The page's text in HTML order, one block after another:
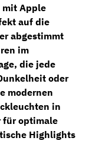
mit Apple
auf die
abgestimmt
im
, die jede
oder
modernen
in
für optimale
Highlights